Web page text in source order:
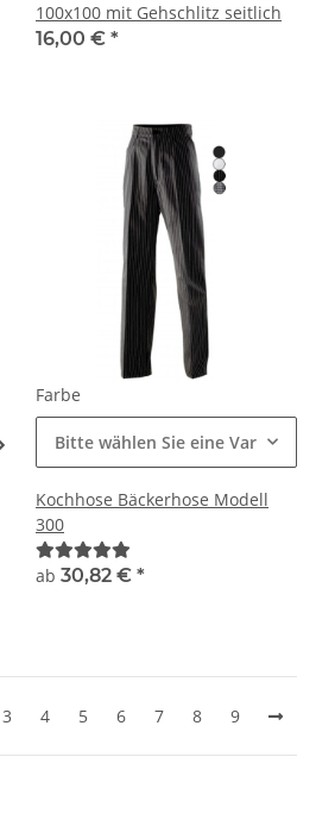
100x100 mit Gehschlitz seitlich
16,00 € *
Farbe
Bitte wählen Sie eine Variation.
Kochhose Bäckerhose Modell
300
ab 30,82 € *
3 4 5 6 7 8 9